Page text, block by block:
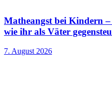
Matheangst bei Kindern
wie ihr als Väter
7. August 2026